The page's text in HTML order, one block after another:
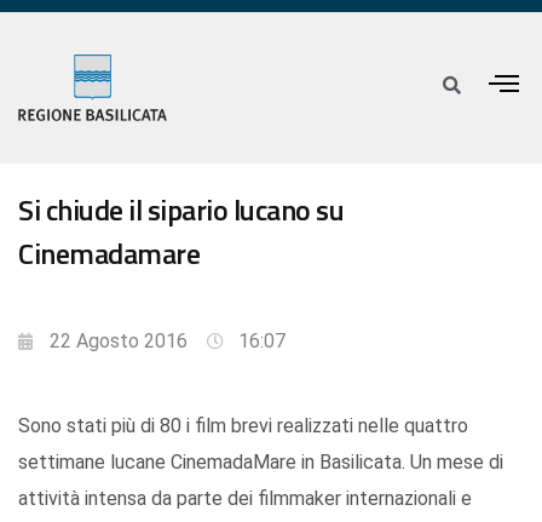
Si chiude il sipario lucano su
Cinemadamare
22 Agosto 2016 16:07
Sono stati più di 80 i film brevi realizzati nelle quattro
settimane lucane CinemadaMare in Basilicata. Un mese di
attività intensa da parte dei filmmaker internazionali e